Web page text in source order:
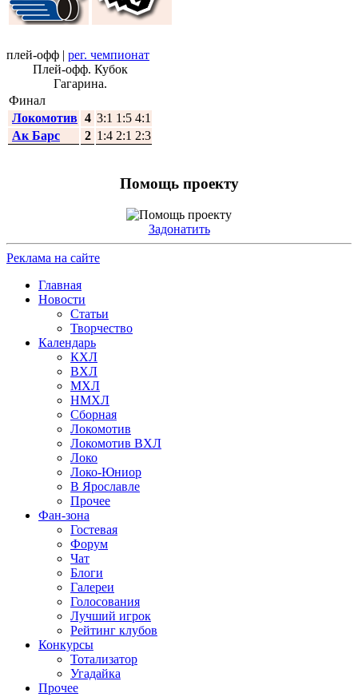
плей-офф | рег. чемпионат
Плей-офф. Кубок
Гагарина.
Финал
Локомотив 4 3:1 1:5 4:1
Ак Барс
2 1:4 2:1 2:3
Помощь проекту
Задонатить
Реклама на сайте
Главная
Новости
Статьи
Творчество
Календарь
КХЛ
ВХЛ
МХЛ
НМХЛ
Сборная
Локомотив
Локомотив ВХЛ
Локо
Локо-Юниор
В Ярославле
Прочее
Фан-зона
Гостевая
Форум
Чат
Блоги
Галереи
Голосования
Лучший игрок
Рейтинг клубов
Конкурсы
Тотализатор
Угадайка
Прочее